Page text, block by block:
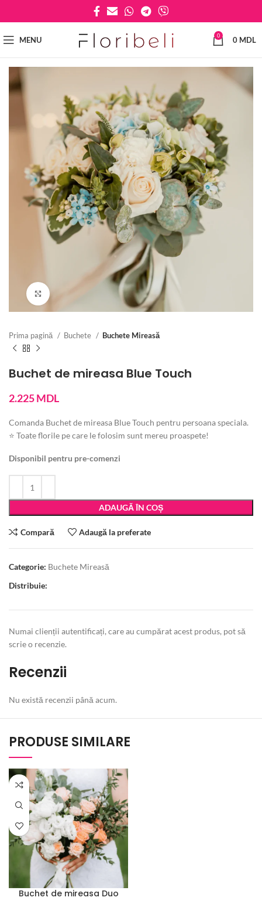
MENU 0 0 MDL
Vezi imaginea mărită
Prima pagină Buchete Buchete Mireasă
Buchet de mireasa Blue Touch
2.225MDL
Comanda Buchet de mireasa Blue Touch pentru persoana speciala.
⭐ Toate florile pe care le folosim sunt mereu proaspete!
Disponibil pentru pre-comenzi
ADAUGĂ ÎN COȘ
Compară Adaugă la preferate
Categorie: Buchete Mireasă
Distribuie:
Recenzii
Nu există recenzii până acum.
Numai clienții autentificați, care au cumpărat acest produs, pot să
scrie o recenzie.
PRODUSE SIMILARE
Buchet de mireasa Duo